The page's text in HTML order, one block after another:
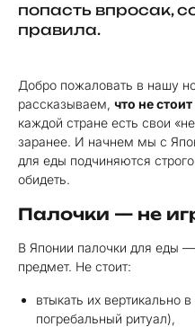
попасть впросак,
правила.
Добро пожаловать в нашу
рассказываем, что не
каждой стране есть свои
заранее. И начнем мы с
для еды подчиняются
обидеть.
Палочки — не
В Японии палочки для еды
предмет. Не стоит:
втыкать их вертикально
погребальный ритуал),